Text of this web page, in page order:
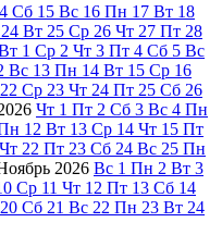
Сб 15 Вс 16 Пн 17 Вт 18
24 Вт 25 Ср 26 Чт 27 Пт 28
1 Ср 2 Чт 3 Пт 4 Сб 5 Вс
Вс 13 Пн 14 Вт 15 Ср 16
22 Ср 23 Чт 24 Пт 25 Сб 26
Чт 1 Пт 2 Сб 3 Вс 4 Пн
12 Вт 13 Ср 14 Чт 15 Пт
Чт 22 Пт 23 Сб 24 Вс 25 Пн
2026 Вс 1 Пн 2 Вт 3
Ср 11 Чт 12 Пт 13 Сб 14
20 Сб 21 Вс 22 Пн 23 Вт 24